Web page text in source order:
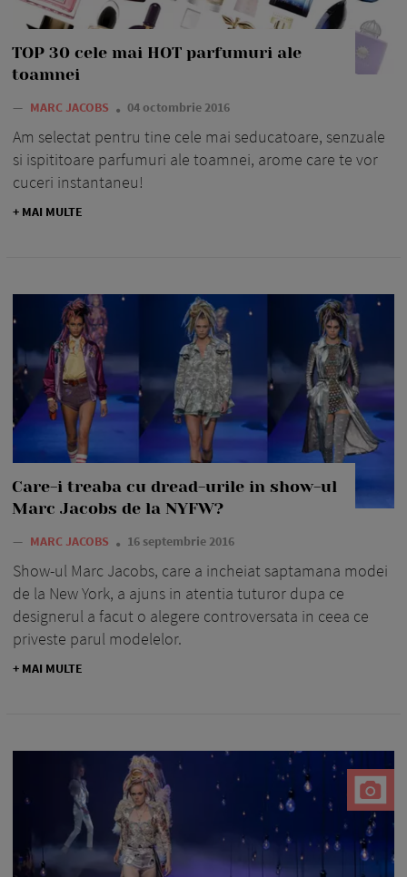
TOP 30 cele mai HOT parfumuri ale
toamnei
— MARC JACOBS 04 octombrie 2016
Am selectat pentru tine cele mai seducatoare, senzuale
si ispititoare parfumuri ale toamnei, arome care te vor
cuceri instantaneu!
+ MAI MULTE
Care-i treaba cu dread-urile in show-ul
Marc Jacobs de la NYFW?
— MARC JACOBS 16 septembrie 2016
Show-ul Marc Jacobs, care a incheiat saptamana modei
de la New York, a ajuns in atentia tuturor dupa ce
designerul a facut o alegere controversata in ceea ce
priveste parul modelelor.
+ MAI MULTE